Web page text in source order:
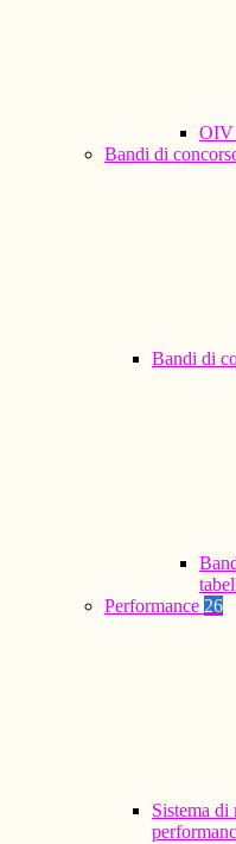
OIV
Bandi di
Bandi di
Performance 26
Sistema di